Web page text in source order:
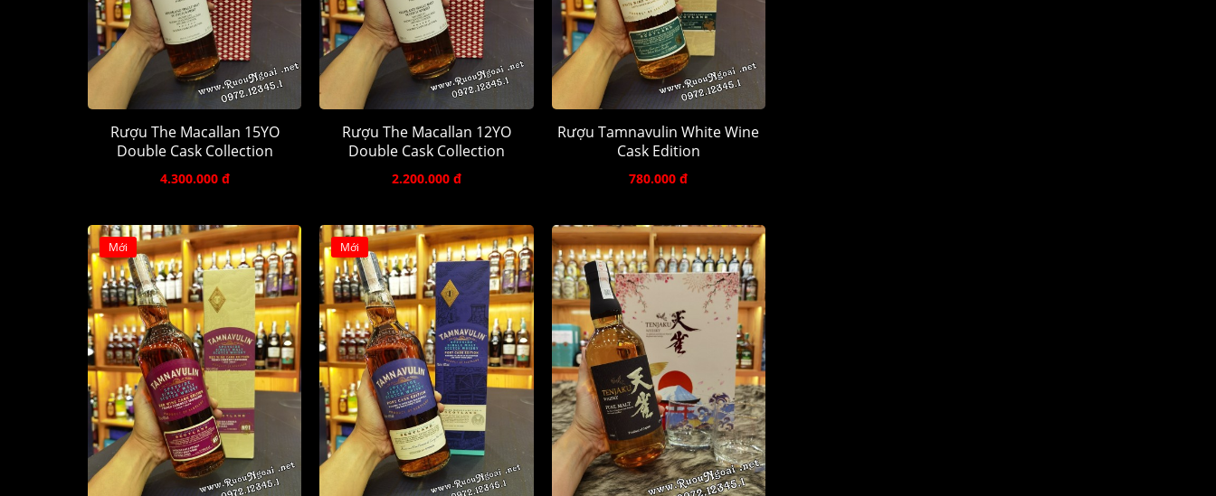
Rượu The Macallan 15YO
Double Cask Collection
4.300.000 đ
Rượu The Macallan 12YO
Double Cask Collection
2.200.000 đ
Rượu Tamnavulin White Wine
Cask Edition
780.000 đ
Mới Mới